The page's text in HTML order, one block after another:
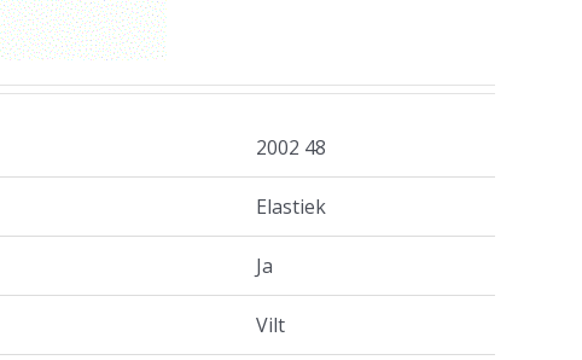
2002 48
Elastiek
Ja
Vilt